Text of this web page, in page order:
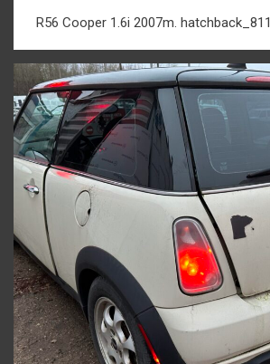
R56 Cooper 1.6i 2007m. hatchback_811